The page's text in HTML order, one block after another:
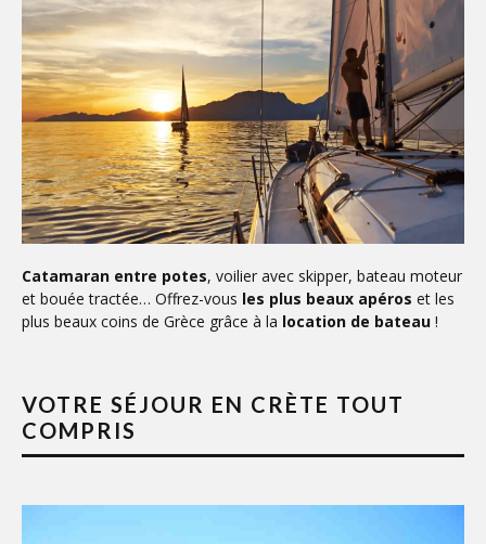
Catamaran entre potes, voilier avec skipper, bateau moteur
et bouée tractée… Offrez-vous les plus beaux apéros et les
plus beaux coins de Grèce grâce à la location de bateau !
VOTRE SÉJOUR EN CRÈTE TOUT
COMPRIS